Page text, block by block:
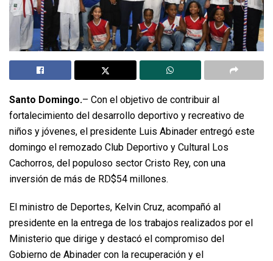
Santo Domingo.– Con el objetivo de contribuir al
fortalecimiento del desarrollo deportivo y recreativo de
niños y jóvenes, el presidente Luis Abinader entregó este
domingo el remozado Club Deportivo y Cultural Los
Cachorros, del populoso sector Cristo Rey, con una
inversión de más de RD$54 millones.
El ministro de Deportes, Kelvin Cruz, acompañó al
presidente en la entrega de los trabajos realizados por el
Ministerio que dirige y destacó el compromiso del
Gobierno de Abinader con la recuperación y el